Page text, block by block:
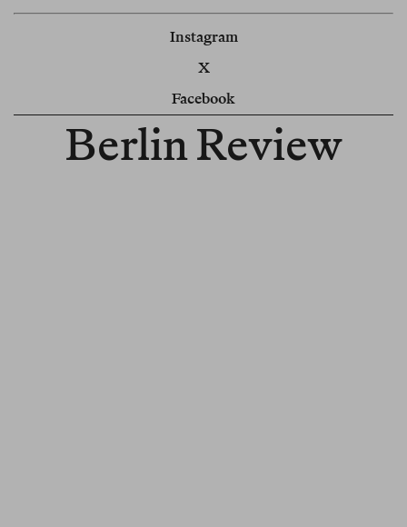
Instagram
X
Facebook
Berlin Review